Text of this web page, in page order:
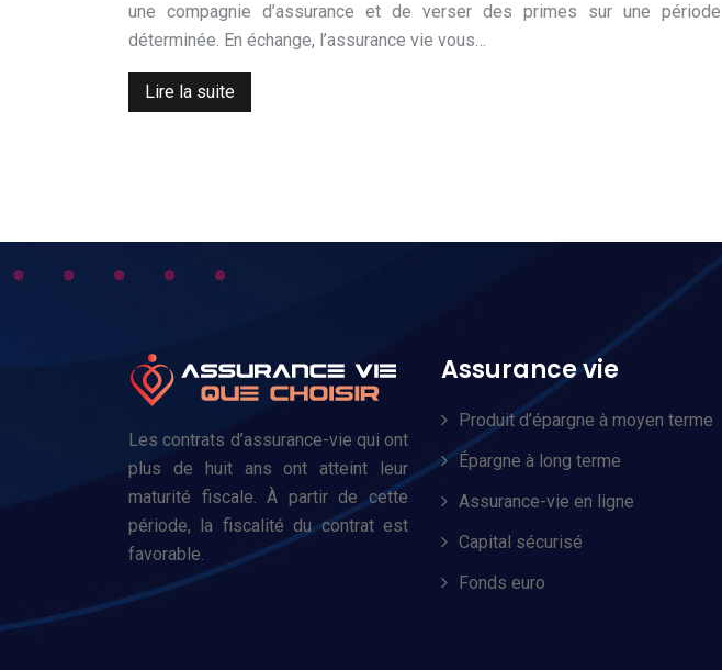
une compagnie d’assurance et de verser des primes sur une période
déterminée. En échange, l’assurance vie vous…
Lire la suite
Les contrats d’assurance-vie qui ont
plus de huit ans ont atteint leur
maturité fiscale. À partir de cette
période, la fiscalité du contrat est
favorable.
Assurance vie
Produit d’épargne à moyen terme
Épargne à long terme
Assurance-vie en ligne
Capital sécurisé
Fonds euro